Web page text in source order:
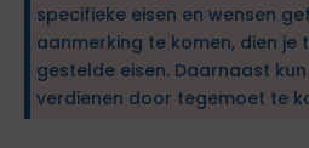
specifieke eisen en wensen
aanmerking te komen, dien je
gestelde eisen. Daarnaast
verdienen door tegemoet te